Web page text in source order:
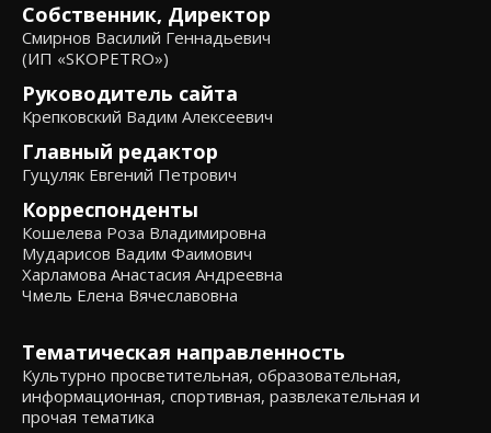
Собственник, Директор
Смирнов Василий Геннадьевич
(ИП «SKOPETRO»)
Руководитель сайта
Крепковский Вадим Алексеевич
Главный редактор
Гуцуляк Евгений Петрович
Корреспонденты
Кошелева Роза Владимировна
Мударисов Вадим Фаимович
Харламова Анастасия Андреевна
Чмель Елена Вячеславовна
Тематическая направленность
Культурно просветительная, образовательная,
информационная, спортивная, развлекательная и
прочая тематика